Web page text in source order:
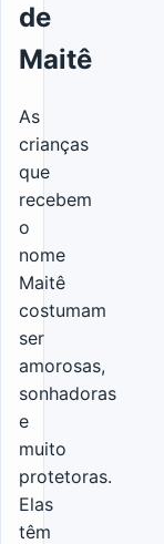
de
Maitê
As
crianças
que
recebem
o
nome
Maitê
costumam
ser
amorosas,
sonhadoras
e
muito
protetoras.
Elas
têm